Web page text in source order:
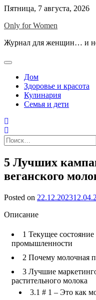
Skip
content
Пятница, 7 августа, 2026
Only for Women
Журнал для женщин… и
Дом
Здоровье и красота
Кулинария
Семья и дети
Найти:
5 Лучших
веганского
Posted on 22.12.2023
Описание
1 Текущее
промышленности
2 Почему молочная
3 Лучшие
растительного молока
3.1 # 1 – Это как